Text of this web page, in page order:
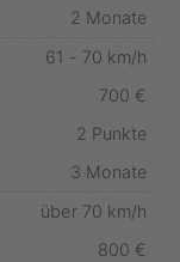
2 Monate
61 - 70 km/h
700 €
2 Punkte
3 Monate
über 70 km/h
800 €